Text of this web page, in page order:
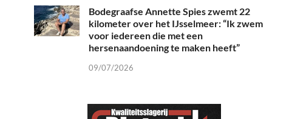
Bodegraafse Annette Spies zwemt 22
kilometer over het IJsselmeer: “Ik zwem
voor iedereen die met een
hersenaandoening te maken heeft”
09/07/2026